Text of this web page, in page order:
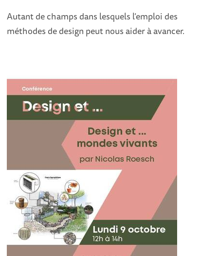
Autant de champs dans lesquels l’emploi des
méthodes de design peut nous aider à avancer.